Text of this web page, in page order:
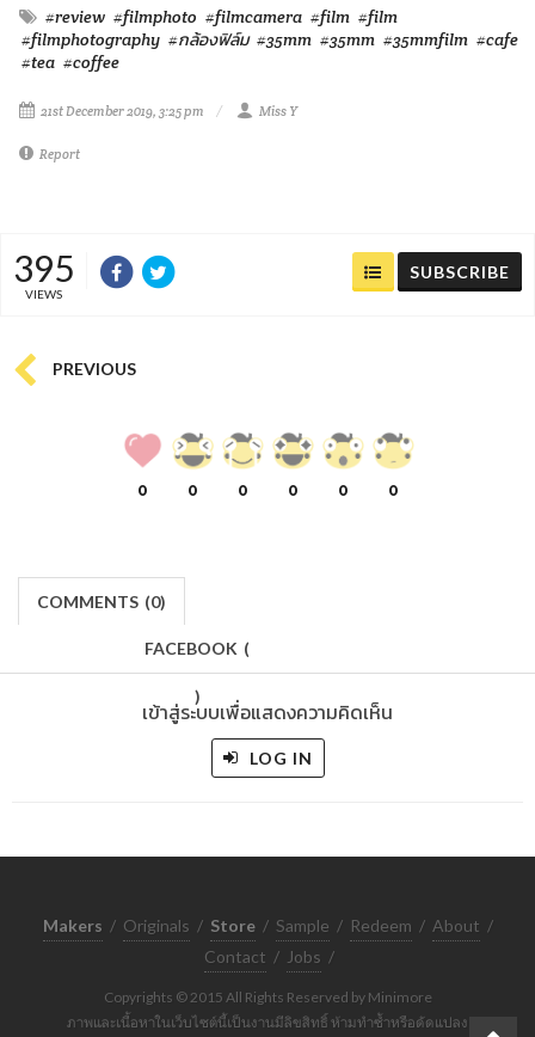
#review #filmphoto #filmcamera #film #film
#filmphotography #กล้องฟิล์ม #35mm #35mm #35mmfilm #cafe
#tea #coffee
21st December 2019, 3:25 pm Miss Y
Report
395
VIEWS
SUBSCRIBE
PREVIOUS
0 0 0 0 0 0
COMMENTS (0)
FACEBOOK (
)
เข้าสู่ระบบเพื่อแสดงความคิดเห็น
LOG IN
Makers / Originals / Store / Sample / Redeem / About /
Contact / Jobs /
Copyrights © 2015 All Rights Reserved by Minimore
ภาพและเนื้อหาในเว็บไซต์นี้เป็นงานมีลิขสิทธิ์ ห้ามทำซ้ำหรือดัดแปลง